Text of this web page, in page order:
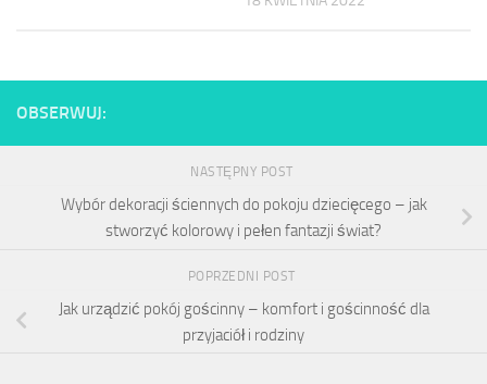
OBSERWUJ:
NASTĘPNY POST
Wybór dekoracji ściennych do pokoju dziecięcego – jak
stworzyć kolorowy i pełen fantazji świat?
POPRZEDNI POST
Jak urządzić pokój gościnny – komfort i gościnność dla
przyjaciół i rodziny